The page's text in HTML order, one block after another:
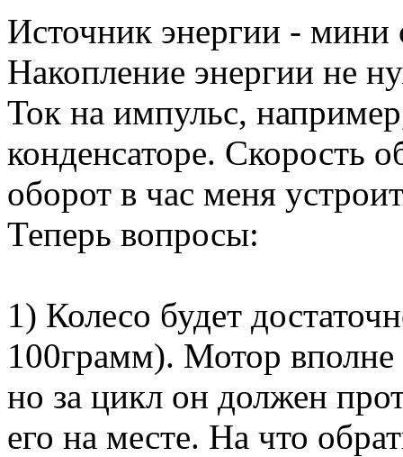
Источник энергии - мини
Накопление энергии не
Ток на импульс,
конденсаторе. Скорость
оборот в час меня
Теперь вопросы:
1) Колесо будет
100грамм). Мотор вполне
но за цикл он должен
его на месте. На что